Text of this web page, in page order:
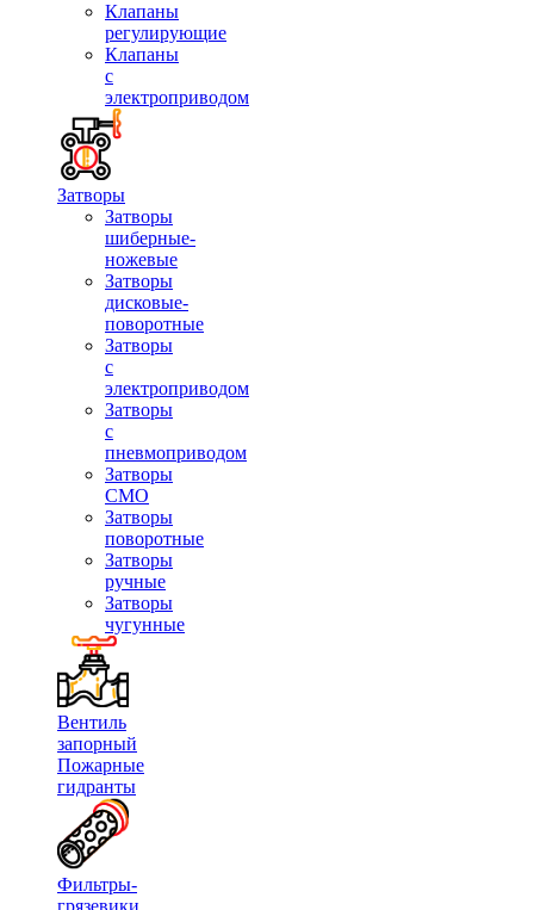
Клапаны
регулирующие
Клапаны
с
электроприводом
Затворы
Затворы
шиберные-
ножевые
Затворы
дисковые-
поворотные
Затворы
с
электроприводом
Затворы
с
пневмоприводом
Затворы
СМО
Затворы
поворотные
Затворы
ручные
Затворы
чугунные
Вентиль
запорный
Пожарные
гидранты
Фильтры-
грязевики